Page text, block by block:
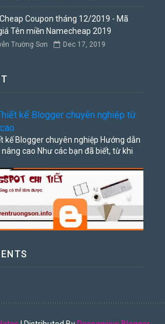
Coupon tháng 12/2019 - Mã
Tên miền Namecheap 2019
Trường Sơn Dec 17, 2019
kế Blogger chuyên nghiệp từ
kế Blogger chuyên nghiệp Hướng dẫn
cao Như các bạn đã biết, từ khi